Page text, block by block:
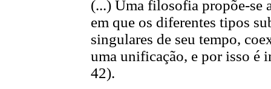
(...) Uma filosofia propõe-se
em que os diferentes tipos
singulares de seu tempo,
uma unificação, e por isso é
42).